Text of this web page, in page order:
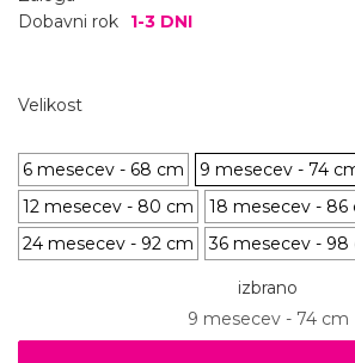
Dobavni rok
1-3 DNI
Velikost
6 mesecev - 68 cm
9 mesecev - 74
12 mesecev - 80 cm
18 mesecev - 86
24 mesecev - 92 cm
36 mesecev - 98
izbrano
9 mesecev - 74 cm